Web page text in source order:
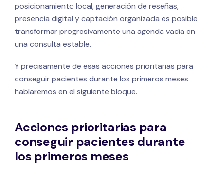
posicionamiento local, generación de reseñas,
presencia digital y captación organizada es posible
transformar progresivamente una agenda vacía en
una consulta estable.
Y precisamente de esas acciones prioritarias para
conseguir pacientes durante los primeros meses
hablaremos en el siguiente bloque.
Acciones prioritarias para
conseguir pacientes durante
los primeros meses